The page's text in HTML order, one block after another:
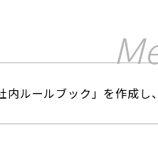
社内ルールブック」